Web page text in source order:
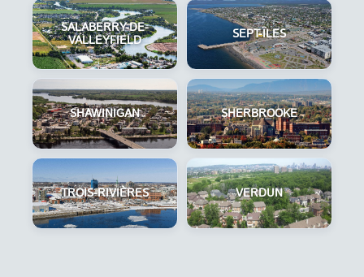
SALABERRY-DE-
VALLEYFIELD
SEPT-ÎLES
SHAWINIGAN SHERBROOKE
TROIS-RIVIÈRES VERDUN